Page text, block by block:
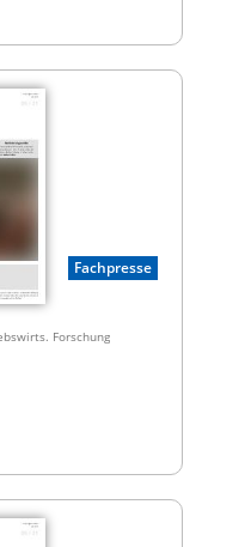
Fachpresse
Forschung